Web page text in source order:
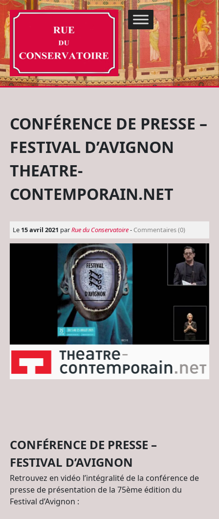
CONFÉRENCE DE PRESSE –
FESTIVAL D’AVIGNON
THEATRE-
CONTEMPORAIN.NET
Le 15 avril 2021 parRue du Conservatoire- Commentaires (0)
CONFÉRENCE DE PRESSE –
FESTIVAL D’AVIGNON
Retrouvez en vidéo l’intégralité de la conférence de
presse de présentation de la 75ème édition du
Festival d’Avignon :